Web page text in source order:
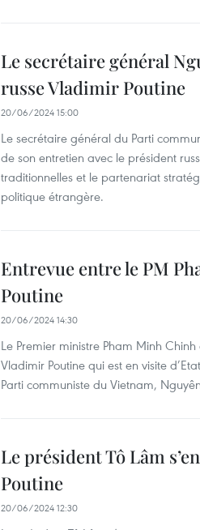
Le secrétaire général
russe Vladimir Poutine
20/06/2024 15:00
Le secrétaire général du Parti
de son entretien avec le président
traditionnelles et le partenariat
politique étrangère.
Entrevue entre le PM
Poutine
20/06/2024 14:30
Le Premier ministre Pham Minh
Vladimir Poutine qui est en visite
Parti communiste du Vietnam,
Le président Tô Lâm
Poutine
20/06/2024 12:30